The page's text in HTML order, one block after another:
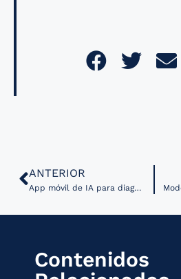
ANTERIOR
App móvil de IA para diagnosticar cáncer de garganta a través de la voz
Contenidos